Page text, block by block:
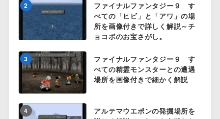
2
ファイナルファンタジー９ す
べての「ヒビ」と「アワ」の場
所を画像付きで詳しく解説～チ
ョコボのお宝さがし。
3
ファイナルファンタジー９ す
べての精霊モンスターとの遭遇
場所を画像付きで細かく解説
4
アルテマウエポンの発掘場所を